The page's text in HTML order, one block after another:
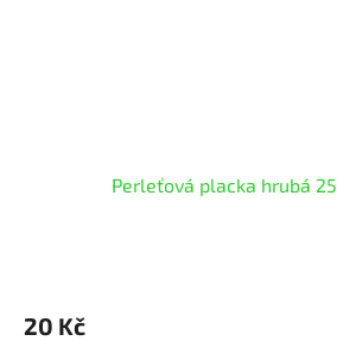
Perleťová placka hrubá
20 Kč